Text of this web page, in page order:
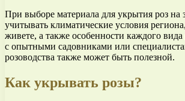
При выборе материала для укрытия роз на
учитывать климатические условия
живете, а также особенности каждого вида
с опытными садовниками или
розоводства также может быть полезной.
Как укрывать розы?